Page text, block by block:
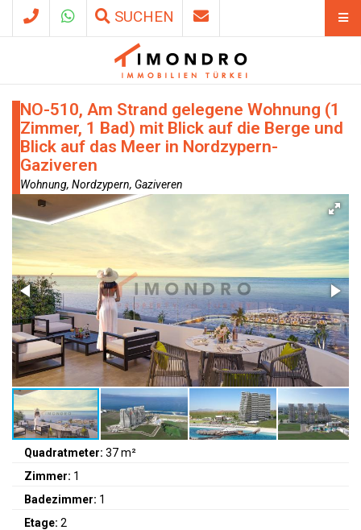
SUCHEN
NO-510, Am Strand gelegene Wohnung (1
Zimmer, 1 Bad) mit Blick auf die Berge und
Blick auf das Meer in Nordzypern-
Gaziveren
Wohnung, Nordzypern, Gaziveren
Quadratmeter: 37 m²
Zimmer: 1
Badezimmer: 1
Etage: 2